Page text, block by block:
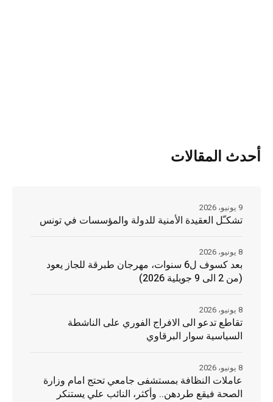
أحدث المقالات
تشكـّل العقيدة الأمنية للدولة والمؤسسات في تونس
9 يونيو، 2026
بعد كسوف ل6 سنوات، مهرجان طبرقة للجاز يعود
(من 2 الى 9 جويلية 2026)
8 يونيو، 2026
تقاطع تدعو الى الافراج الفوري على الناشطة
السياسية سوار البرقاوي
8 يونيو، 2026
عاملات النظافة بمستشفى جامعي تحتج امام وزارة
الصحة فيقع طردهن.. وأكثر، النائب علي يستنكر
8 يونيو، 2026